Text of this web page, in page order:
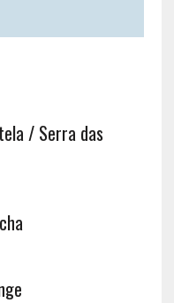
/ Serra das